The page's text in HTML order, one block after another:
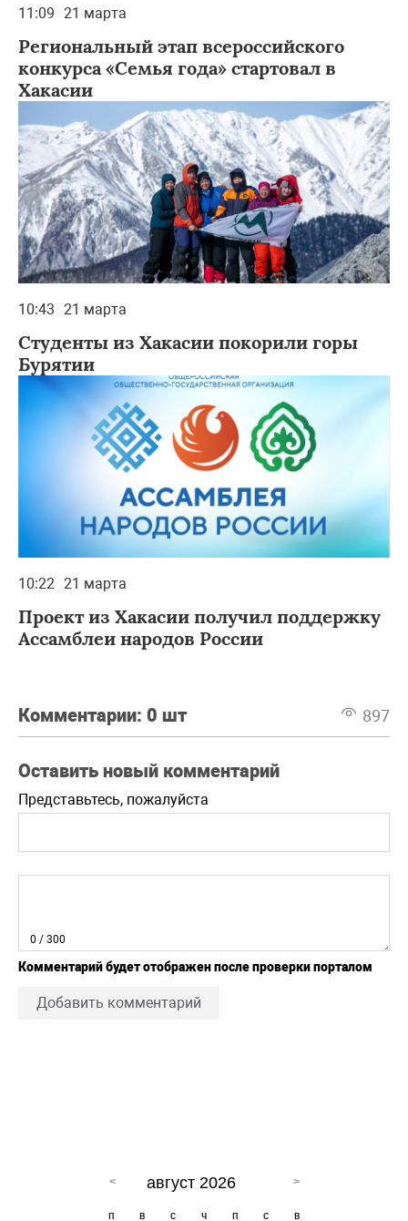
11:09 21 марта
Региональный этап всероссийского
конкурса «Семья года» стартовал в
Хакасии
10:43 21 марта
Студенты из Хакасии покорили горы
Бурятии
10:22 21 марта
Проект из Хакасии получил поддержку
Ассамблеи народов России
Комментарии: 0 шт 897
Оставить новый комментарий
Представьтесь, пожалуйста
0 / 300
Комментарий будет отображен после проверки порталом
Добавить комментарий
август 2026
п в с ч п с в